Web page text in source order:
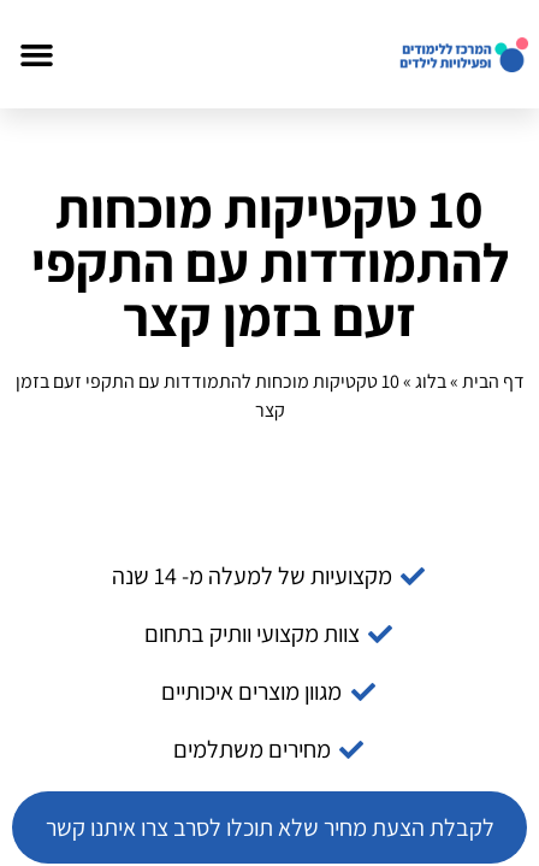
10 טקטיקות מוכחות
להתמודדות עם התקפי
זעם בזמן קצר
דף הבית»בלוג»
10 טקטיקות מוכחות להתמודדות עם התקפי זעם בזמן
קצר
מקצועיות של למעלה מ- 14 שנה
צוות מקצועי וותיק בתחום
מגוון מוצרים איכותיים
מחירים משתלמים
לקבלת הצעת מחיר שלא תוכלו לסרב צרו איתנו קשר